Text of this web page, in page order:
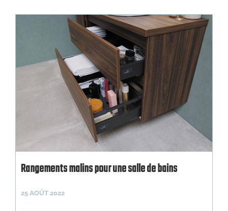
Rangements malins pour une salle de bains
25 AOÛT 2022